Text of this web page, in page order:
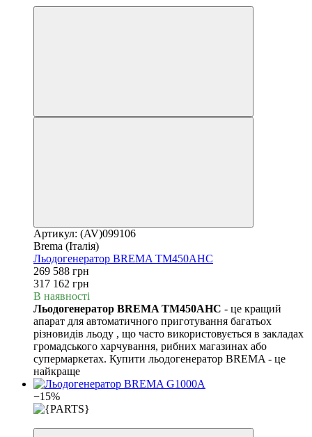
Артикул: (AV)099106
Brema (Італія)
Льодогенератор BREMA TM450AHC
269 588 грн
317 162 грн
В наявності
Льодогенератор BREMA TM450AHC - це кращий
апарат для автоматичного приготування багатьох
різновидів льоду , що часто використовується в закладах
громадського харчування, рибних магазинах або
супермаркетах. Купити льодогенератор BREMA - це
найкраще
−15%